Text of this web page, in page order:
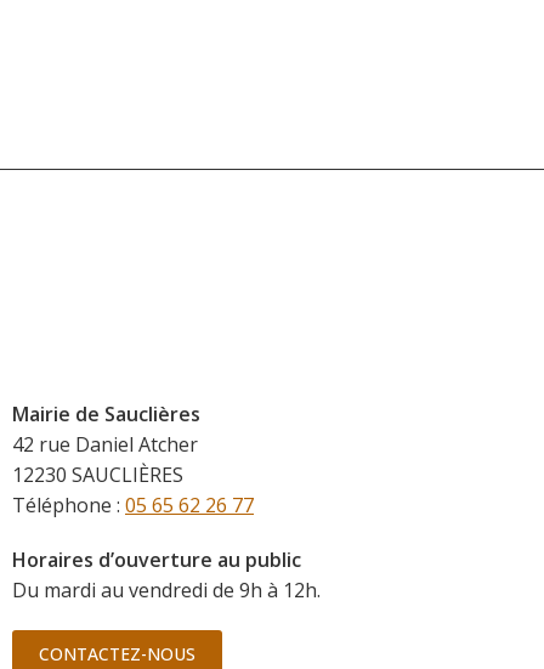
Mairie de Sauclières
42 rue Daniel Atcher
12230 SAUCLIÈRES
Téléphone : 05 65 62 26 77
Horaires d’ouverture au public
Du mardi au vendredi de 9h à 12h.
CONTACTEZ-NOUS